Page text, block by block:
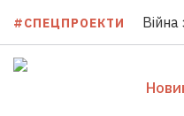
#СПЕЦПРОЕКТИ Війна